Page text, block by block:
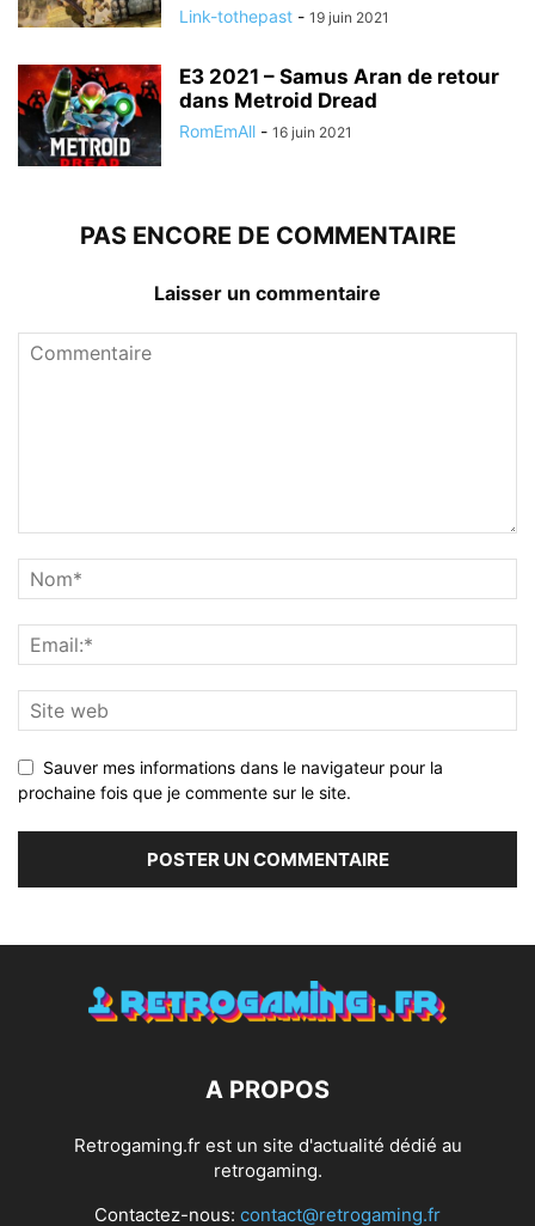
Link-tothepast - 19 juin 2021
E3 2021 – Samus Aran de retour
dans Metroid Dread
RomEmAll - 16 juin 2021
PAS ENCORE DE COMMENTAIRE
Laisser un commentaire
Sauver mes informations dans le navigateur pour la
prochaine fois que je commente sur le site.
A PROPOS
Retrogaming.fr est un site d'actualité dédié au
retrogaming.
Contactez-nous: contact@retrogaming.fr